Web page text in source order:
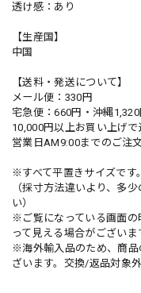
透け感：あり
【生産国】
中国
【送料・発送について】
メール便：330円
宅急便：660円・沖縄1,320
10,000円以上お買い上げ
営業日AM9:00までのご注
※すべて平置きサイズです。
（採寸方法違いより、多
い）
※ご覧になっている画面の
って見える場合がございま
※海外輸入品のため、商
ざいます。交換/返品対象